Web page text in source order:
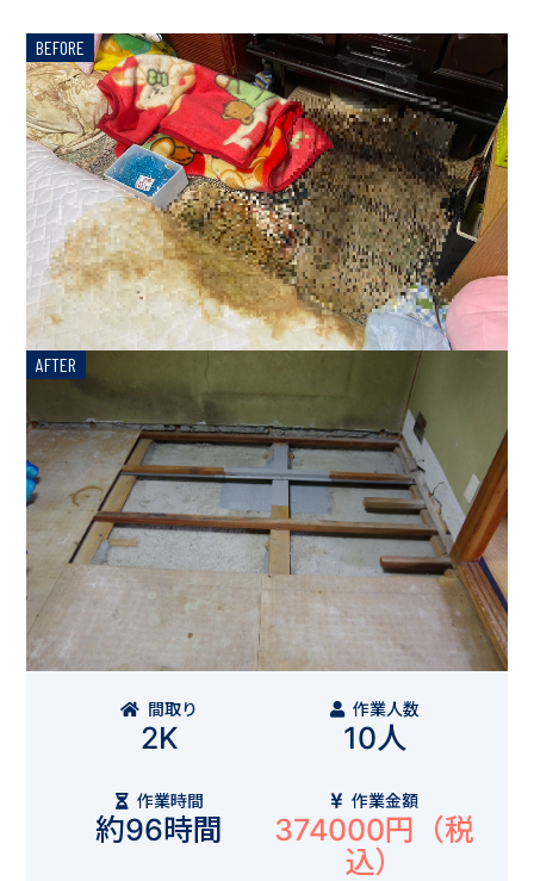
BEFORE
AFTER
間取り
2K
作業人数
10人
作業時間
約96時間
作業金額
374000円 （税
込）